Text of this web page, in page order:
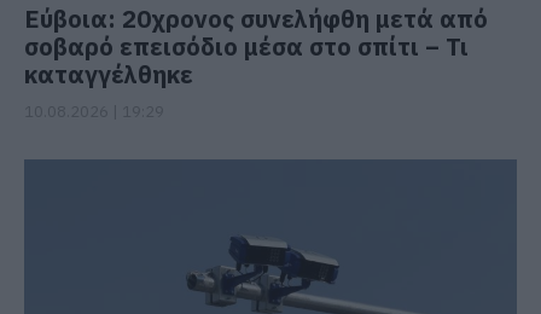
Εύβοια: 20χρονος συνελήφθη μετά από
σοβαρό επεισόδιο μέσα στο σπίτι – Τι
καταγγέλθηκε